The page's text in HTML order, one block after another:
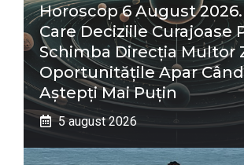
Horoscop 6 August
Care Deciziile Curajoase
Schimba Direcția Multor
Oportunitățile Apar
Aștepți Mai Puțin
5 august 2026